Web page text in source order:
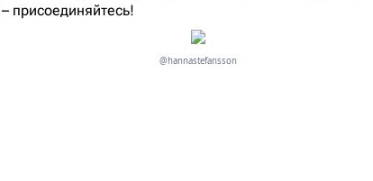
присоединяйтесь!
@hannastefansson